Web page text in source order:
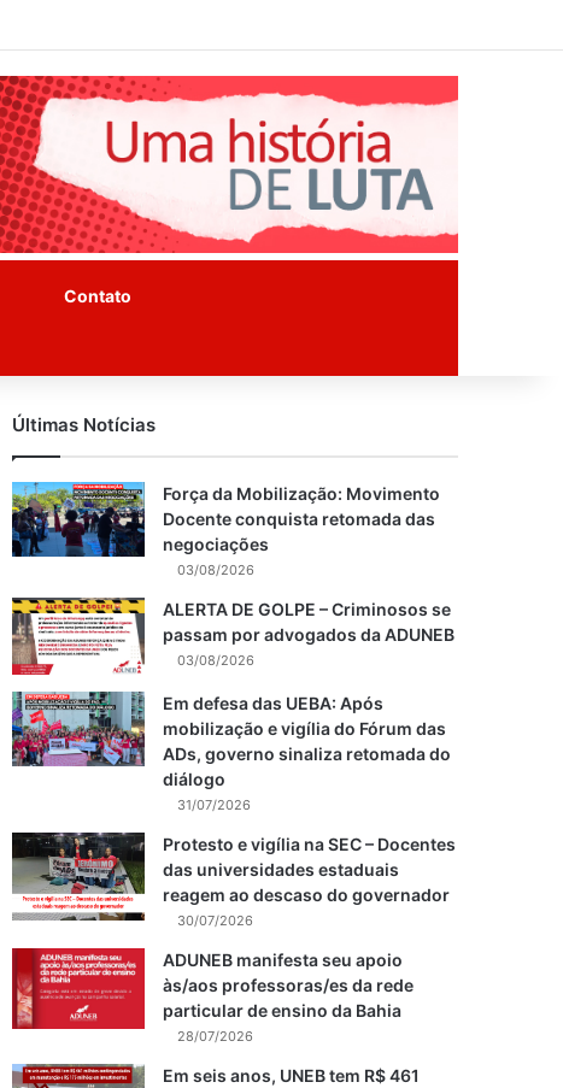
Contato
Últimas Notícias
Força da Mobilização: Movimento
Docente conquista retomada das
negociações
03/08/2026
ALERTA DE GOLPE – Criminosos se
passam por advogados da ADUNEB
03/08/2026
Em defesa das UEBA: Após
mobilização e vigília do Fórum das
ADs, governo sinaliza retomada do
diálogo
31/07/2026
Protesto e vigília na SEC – Docentes
das universidades estaduais
reagem ao descaso do governador
30/07/2026
ADUNEB manifesta seu apoio
às/aos professoras/es da rede
particular de ensino da Bahia
28/07/2026
Em seis anos, UNEB tem R$ 461